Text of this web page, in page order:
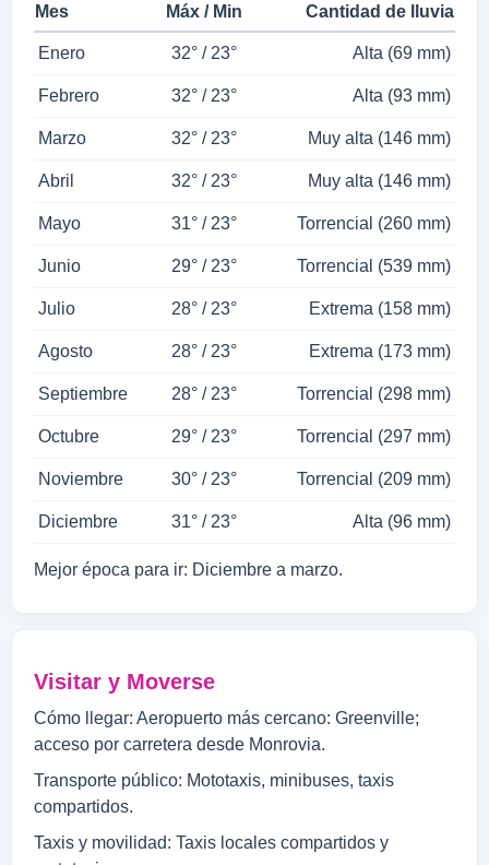
Mes
Máx / Min Cantidad de lluvia
Enero 32° / 23° Alta (69 mm)
Febrero 32° / 23° Alta (93 mm)
Marzo 32° / 23° Muy alta (146 mm)
Abril 32° / 23° Muy alta (146 mm)
Mayo 31° / 23° Torrencial (260 mm)
Junio 29° / 23° Torrencial (539 mm)
Julio 28° / 23° Extrema (158 mm)
Agosto 28° / 23° Extrema (173 mm)
Septiembre 28° / 23° Torrencial (298 mm)
Octubre 29° / 23° Torrencial (297 mm)
Noviembre 30° / 23° Torrencial (209 mm)
Diciembre 31° / 23° Alta (96 mm)
Mejor época para ir: Diciembre a marzo.
Visitar y Moverse
Cómo llegar: Aeropuerto más cercano: Greenville;
acceso por carretera desde Monrovia.
Transporte público: Mototaxis, minibuses, taxis
compartidos.
Taxis y movilidad: Taxis locales compartidos y